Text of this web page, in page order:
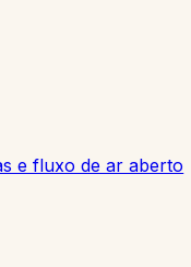
e fluxo de ar aberto